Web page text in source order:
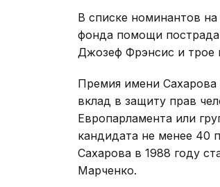
В списке номинантов
фонда помощи
Джозеф Фрэнсис и трое
Премия имени
вклад в защиту прав
Европарламента или
кандидата не менее 40
Сахарова в 1988 году
Марченко.